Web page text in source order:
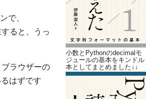
で、
ると、うっ
ラウザーの
はずです
小数とPythonのdecimalモ
ジュールの基本をキンドル
本としてまとめました↓↓